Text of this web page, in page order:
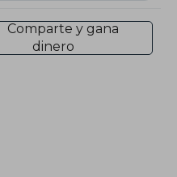
Comparte y gana
dinero